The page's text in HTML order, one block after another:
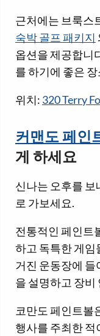
근처에는 브룩스
숙박 골프 패키지
옵션을 제공합니
를 하기에 좋은
위치: 320 Terry
커맨도 페인
게 하세요
신나는 오후를
로 가보세요.
전통적인 페인트
하고 독특한 게임
거진 운동장에 들
을 설명하고 장비
코만도 페인트볼
행사를 주최한 적